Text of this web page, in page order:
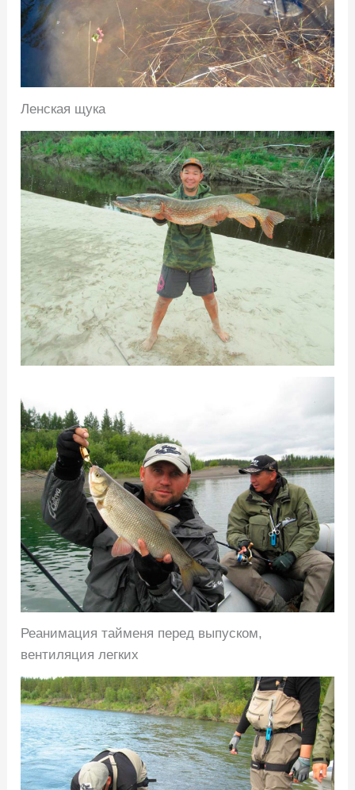
Ленская щука
Реанимация тайменя перед выпуском,
вентиляция легких